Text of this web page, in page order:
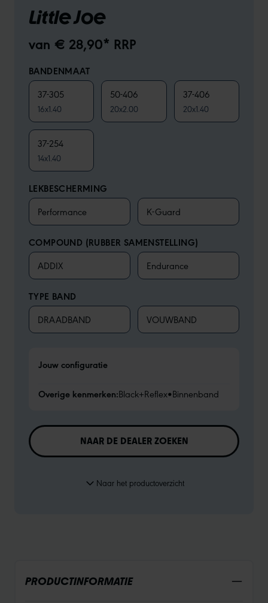
Little Joe
van € 28,90* RRP
BANDENMAAT
37-305
16x1.40
50-406
20x2.00
37-406
20x1.40
37-254
14x1.40
LEKBESCHERMING
Performance K-Guard
COMPOUND (RUBBER SAMENSTELLING)
ADDIX Endurance
TYPE BAND
DRAADBAND VOUWBAND
Jouw configuratie
Overige kenmerken:Black+Reflex•Binnenband
NAAR DE DEALER ZOEKEN
Naar het productoverzicht
PRODUCTINFORMATIE